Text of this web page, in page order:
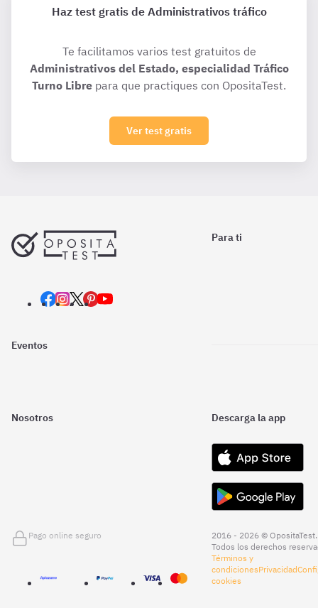
Haz test gratis de Administrativos tráfico
Te facilitamos varios test gratuitos de
Administrativos del Estado, especialidad Tráfico
Turno Libre para que practiques con OpositaTest.
Ver test gratis
Para ti
Eventos
Nosotros Descarga la app
Pago online seguro
2016 - 2026 © OpositaTest.
Todos los derechos
Términos y
condicionesPrivacidad
cookies